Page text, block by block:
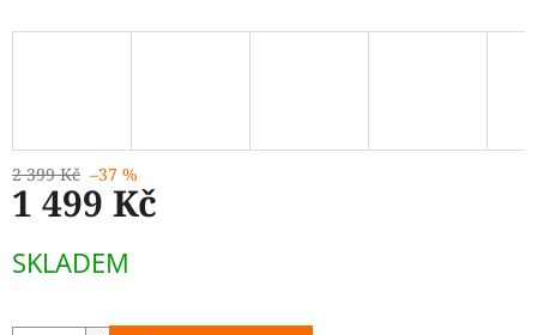
2 399 Kč –37 %
1 499 Kč
cena:
SKLADEM